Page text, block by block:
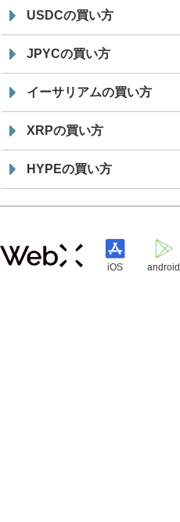
USDCの買い方
JPYCの買い方
イーサリアムの買い方
XRPの買い方
HYPEの買い方
iOS android